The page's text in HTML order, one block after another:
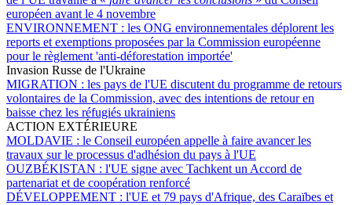
européen avant le 4 novembre
ENVIRONNEMENT : les ONG environnementales déplorent les
reports et exemptions proposées par la Commission européenne
pour le règlement 'anti-déforestation importée'
Invasion Russe de l'Ukraine
MIGRATION : les pays de l'UE discutent du programme de retours
volontaires de la Commission, avec des intentions de retour en
baisse chez les réfugiés ukrainiens
ACTION EXTÉRIEURE
MOLDAVIE : le Conseil européen appelle à faire avancer les
travaux sur le processus d'adhésion du pays à l'UE
OUZBÉKISTAN : l'UE signe avec Tachkent un Accord de
partenariat et de coopération renforcé
DÉVELOPPEMENT : l'UE et 79 pays d'Afrique, des Caraïbes et